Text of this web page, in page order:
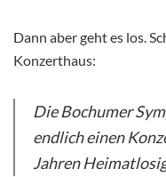
Dann aber geht es los.
Konzerthaus:
Die Bochumer
endlich einen
Jahren